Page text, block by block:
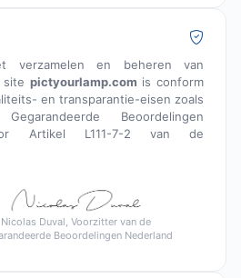
verzamelen en beheren van
site pictyourlamp.com is conform
en transparantie-eisen zoals
Beoordelingen
Artikel L111-7-2 van de
Nicolas Duval, Voorzitter van de
Beoordelingen Nederland